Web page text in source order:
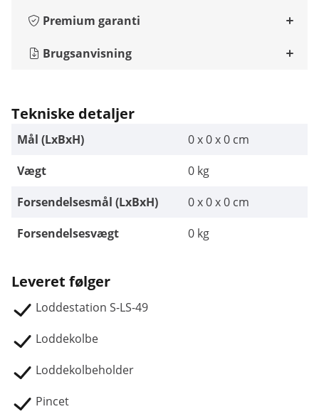
Premium garanti
Brugsanvisning
Tekniske detaljer
Mål (LxBxH)
0 x 0 x 0 cm
Vægt
0 kg
Forsendelsesmål (LxBxH)
0 x 0 x 0 cm
Forsendelsesvægt
0 kg
Leveret følger
Loddestation S-LS-49
Loddekolbe
Loddekolbeholder
Pincet